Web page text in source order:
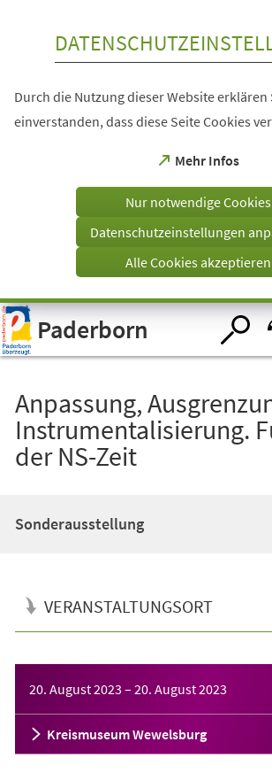
Visuelle
Assistenzsoftware
öffnen.
Durch die Nutzung dieser Website erklären
einverstanden, dass diese Seite Cookies
Mehr Infos
(Öffnet
einem
Tab)
Nur notwendige Cookies
Datenschutzeinstellungen
Alle Cookies akzeptieren
Paderborn
Anpassung,
Instrumentalisierung.
der NS-Zeit
Sonderausstellung
VERANSTALTUNGSORT
20. August 2023 – 20. August 2023
Kreismuseum Wewelsburg